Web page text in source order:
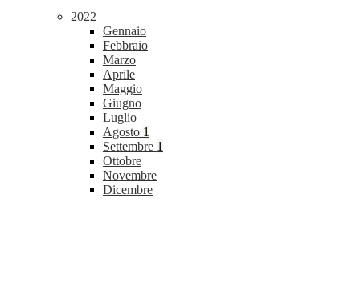
2022
Gennaio
Febbraio
Marzo
Aprile
Maggio
Giugno
Luglio
Agosto 1
Settembre 1
Ottobre
Novembre
Dicembre